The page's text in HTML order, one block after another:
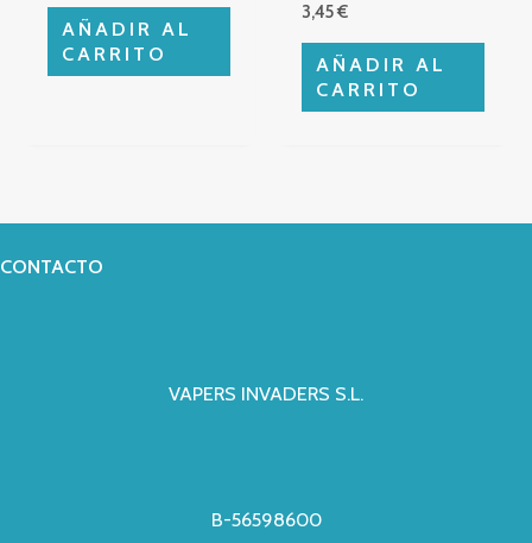
AÑADIR AL
CARRITO
3,45€
AÑADIR AL
CARRITO
CONTACTO
VAPERS INVADERS S.L.
B-56598600